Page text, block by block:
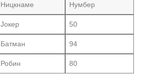
Ницкнаме Нумбер
Јокер 50
Батман 94
Робин 80